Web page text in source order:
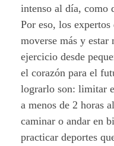
intenso al día, como
Por eso, los
moverse más y estar
ejercicio desde
el corazón para el
lograrlo son: limitar
a menos de 2 horas
caminar o andar en
practicar deportes